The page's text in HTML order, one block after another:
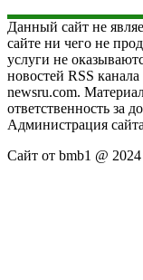
Данный сайт не
сайте ни чего не
услуги не
новостей RSS
newsru.com.
ответственность за
Администрация
Сайт от bmb1 @ 2024